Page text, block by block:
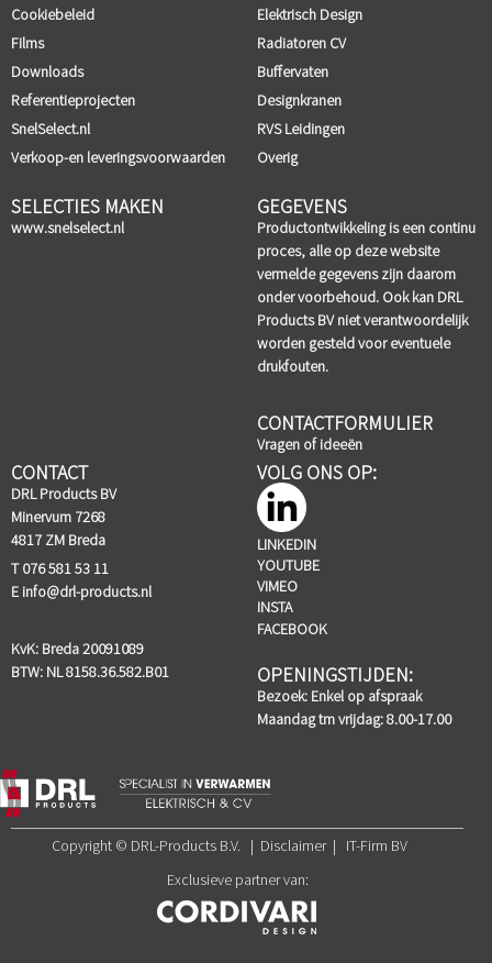
Cookiebeleid
Films
Downloads
Referentieprojecten
SnelSelect.nl
Verkoop-en leveringsvoorwaarden
Elektrisch Design
Radiatoren CV
Buffervaten
Designkranen
RVS Leidingen
Overig
SELECTIES MAKEN
www.snelselect.nl
GEGEVENS
Productontwikkeling is een continu
proces, alle op deze website
vermelde gegevens zijn daarom
onder voorbehoud. Ook kan DRL
Products BV niet verantwoordelijk
worden gesteld voor eventuele
drukfouten.
CONTACTFORMULIER
Vragen of ideeën
CONTACT
DRL Products BV
Minervum 7268
4817 ZM Breda
T 076 581 53 11
E info@drl-products.nl
KvK: Breda 20091089
BTW: NL 8158.36.582.B01
VOLG ONS OP:
LINKEDIN
YOUTUBE
VIMEO
INSTA
FACEBOOK
OPENINGSTIJDEN:
Bezoek: Enkel op afspraak
Maandag tm vrijdag: 8.00-17.00
Copyright © DRL-Products B.V. | Disclaimer | IT-Firm BV
Exclusieve partner van: